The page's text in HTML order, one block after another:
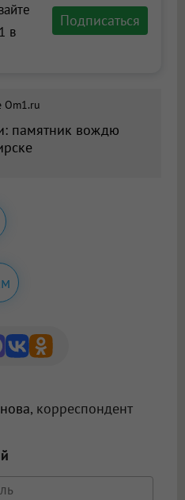
в
Подписаться
Om1.ru
памятник вождю
, корреспондент